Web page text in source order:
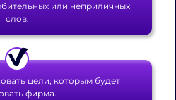
или неприличных
слов.
цели, которым будет
фирма.